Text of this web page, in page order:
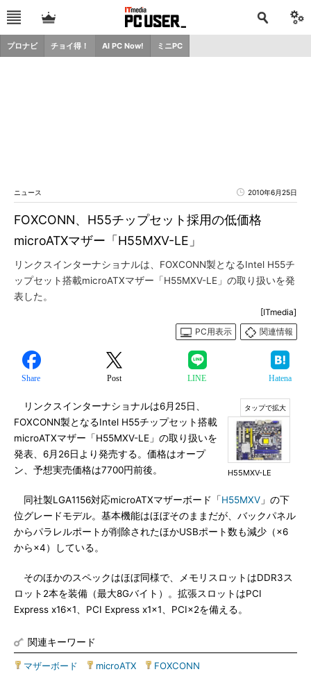
プロナビ チョイ得！ AI PC Now! ミニPC
ニュース 2010年6月25日
FOXCONN、H55チップセット採用の低価格
microATXマザー「H55MXV-LE」
リンクスインターナショナルは、FOXCONN製となるIntel H55チ
ップセット搭載microATXマザー「H55MXV-LE」の取り扱いを発
表した。
[ITmedia]
PC用表示
関連情報
Share Post LINE Hatena
H55MXV-LE
リンクスインターナショナルは6月25日、
FOXCONN製となるIntel H55チップセット搭載
microATXマザー「H55MXV-LE」の取り扱いを
発表、6月26日より発売する。価格はオープ
ン、予想実売価格は7700円前後。
同社製LGA1156対応microATXマザーボード「H55MXV 」の下
位グレードモデル。基本機能はほぼそのままだが、バックパネル
からパラレルポートが削除されたほかUSBポート数も減少（×6
から×4）している。
そのほかのスペックはほぼ同様で、メモリスロットはDDR3ス
ロット2本を装備（最大8Gバイト）。拡張スロットはPCI
Express x16×1、PCI Express x1×1、PCI×2を備える。
関連キーワード
マザーボード microATX FOXCONN